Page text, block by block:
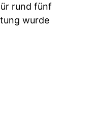
rund fünf
wurde